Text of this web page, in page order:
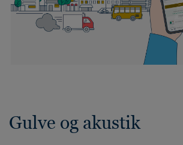
Gulve og akustik